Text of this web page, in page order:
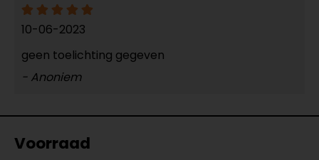
10-06-2023
geen toelichting gegeven
- Anoniem
Voorraad